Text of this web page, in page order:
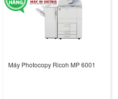
Máy Photocopy Ricoh MP 6001